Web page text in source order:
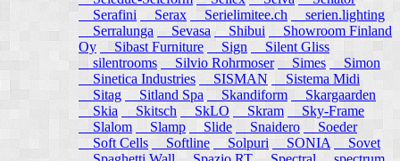
Serafini
Serax Serielimitee.ch
serien.lighting
Serralunga
Sevasa Shibui
Showroom Finland
Oy
Sibast Furniture Sign
Silent Gliss
silentrooms
Silvio Rohrmoser Simes Simon
Sinetica Industries
SISMAN
Sistema Midi
Sitag
Sitland Spa Skandiform
Skargaarden
Skia
Skitsch SkLO Skram
Sky-Frame
Slalom
Slamp Slide Snaidero
Soeder
Soft Cells
Softline Solpuri SONIA
Sovet